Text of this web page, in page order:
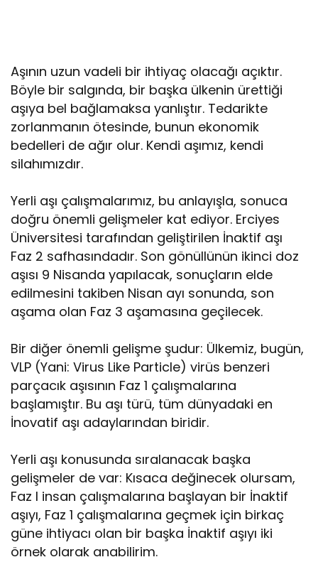
Aşının uzun vadeli bir ihtiyaç olacağı açıktır.
Böyle bir salgında, bir başka ülkenin ürettiği
aşıya bel bağlamaksa yanlıştır. Tedarikte
zorlanmanın ötesinde, bunun ekonomik
bedelleri de ağır olur. Kendi aşımız, kendi
silahımızdır.
Yerli aşı çalışmalarımız, bu anlayışla, sonuca
doğru önemli gelişmeler kat ediyor. Erciyes
Üniversitesi tarafından geliştirilen İnaktif aşı
Faz 2 safhasındadır. Son gönüllünün ikinci doz
aşısı 9 Nisanda yapılacak, sonuçların elde
edilmesini takiben Nisan ayı sonunda, son
aşama olan Faz 3 aşamasına geçilecek.
Bir diğer önemli gelişme şudur: Ülkemiz, bugün,
VLP (Yani: Virus Like Particle) virüs benzeri
parçacık aşısının Faz 1 çalışmalarına
başlamıştır. Bu aşı türü, tüm dünyadaki en
İnovatif aşı adaylarından biridir.
Yerli aşı konusunda sıralanacak başka
gelişmeler de var: Kısaca değinecek olursam,
Faz I insan çalışmalarına başlayan bir İnaktif
aşıyı, Faz 1 çalışmalarına geçmek için birkaç
güne ihtiyacı olan bir başka İnaktif aşıyı iki
örnek olarak anabilirim.